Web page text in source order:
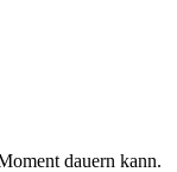
dauern kann.